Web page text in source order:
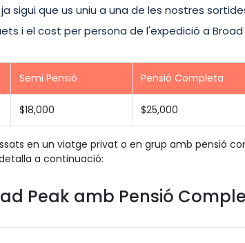
sigui que us uniu a una de les nostres
i el cost per persona de l'expedició a Broad
Semi Pensió Pensió Completa
$18,000 $25,000
en un viatge privat o en grup amb pensió
a continuació:
Peak amb Pensió